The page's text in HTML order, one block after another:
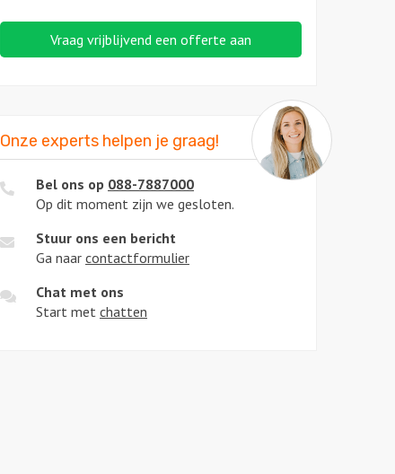
Vraag vrijblijvend een offerte aan
Onze experts helpen je graag!
Bel ons op 088-7887000
Op dit moment zijn we gesloten.
Stuur ons een bericht
Ga naar contactformulier
Chat met ons
Start met chatten